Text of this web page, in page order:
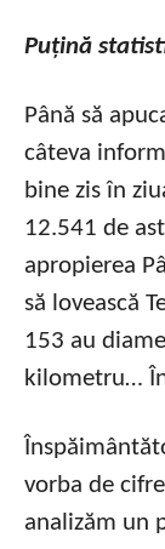
Puțină
Până să
câteva
bine zis în
12.541 de
apropierea
să lovească
153 au
kilometru…
vorba de
analizăm un